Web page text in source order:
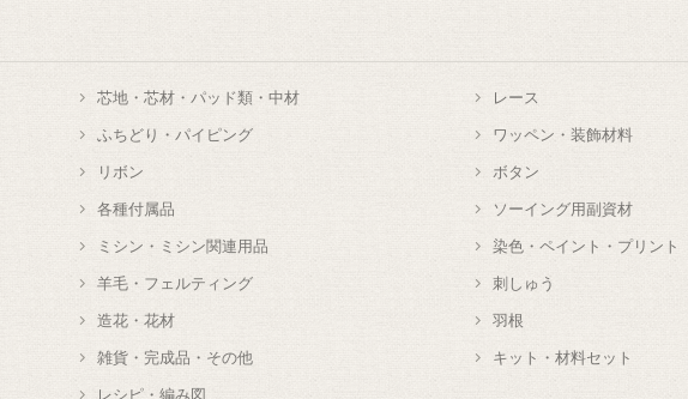
芯地・芯材・パッド類・中材 レース
ふちどり・パイピング ワッペン・装飾材料
リボン ボタン
各種付属品 ソーイング用副資材
ミシン・ミシン関連用品 染色・ペイント・プリント
羊毛・フェルティング 刺しゅう
造花・花材 羽根
雑貨・完成品・その他 キット・材料セット
レシピ・編み図